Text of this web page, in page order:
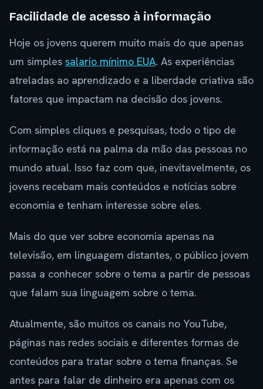
Facilidade de acesso à informação
Hoje os jovens querem muito mais do que apenas
um simples salario mínimo EUA. As experiências
atreladas ao aprendizado e a liberdade criativa são
fatores que impactam na decisão dos jovens.
Com simples cliques e pesquisas, todo o tipo de
informação está na palma da mão das pessoas no
mundo atual. Isso faz com que, inevitavelmente, os
jovens recebam mais conteúdos e notícias sobre
economia e tenham interesse sobre eles.
Mais do que ver sobre economia apenas na
televisão, em linguagem distantes, o público jovem
passa a conhecer sobre o tema a partir de pessoas
que falam sua linguagem sobre o tema.
Atualmente, são muitos os canais no YouTube,
páginas nas redes sociais e diferentes formas de
conteúdos para tratar sobre o tema finanças. Se
antes para falar de dinheiro era apenas com os